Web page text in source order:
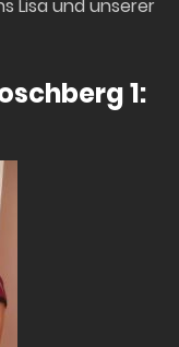
Lisa und unserer
1: